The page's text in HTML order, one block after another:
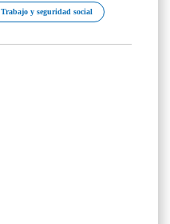
Trabajo y seguridad social